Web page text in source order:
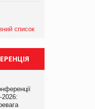
список
2026: